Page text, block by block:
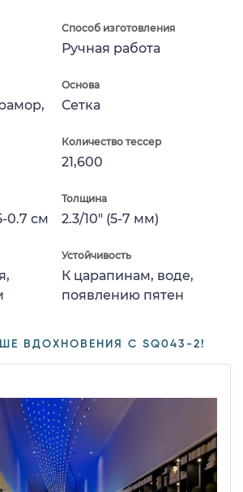
Способ изготовления
Ручная работа
Основа
Сетка
Количество тессер
21,600
0.7 см
Толщина
2.3/10" (5-7 мм)
Устойчивость
К царапинам, воде,
появлению пятен
ВДОХНОВЕНИЯ С SQ043-2!